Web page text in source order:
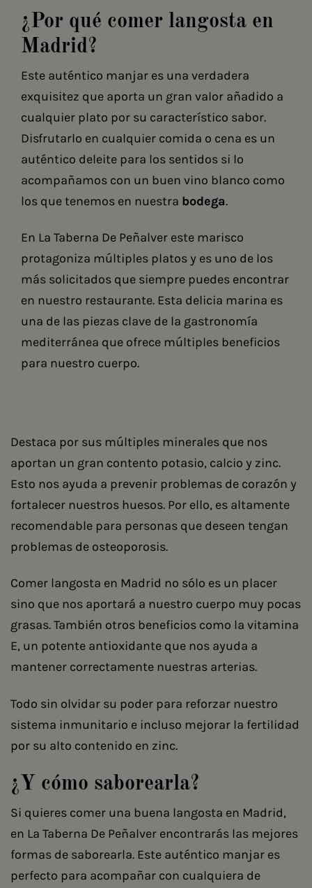
¿Por qué comer langosta en
Madrid?
Este auténtico manjar es una verdadera
exquisitez que aporta un gran valor añadido a
cualquier plato por su característico sabor.
Disfrutarlo en cualquier comida o cena es un
auténtico deleite para los sentidos si lo
acompañamos con un buen vino blanco como
los que tenemos en nuestra bodega.
En La Taberna De Peñalver este marisco
protagoniza múltiples platos y es uno de los
más solicitados que siempre puedes encontrar
en nuestro restaurante. Esta delicia marina es
una de las piezas clave de la gastronomía
mediterránea que ofrece múltiples beneficios
para nuestro cuerpo.
Destaca por sus múltiples minerales que nos
aportan un gran contento potasio, calcio y zinc.
Esto nos ayuda a prevenir problemas de corazón y
fortalecer nuestros huesos. Por ello, es altamente
recomendable para personas que deseen tengan
problemas de osteoporosis.
Comer langosta en Madrid no sólo es un placer
sino que nos aportará a nuestro cuerpo muy pocas
grasas. También otros beneficios como la vitamina
E, un potente antioxidante que nos ayuda a
mantener correctamente nuestras arterias.
Todo sin olvidar su poder para reforzar nuestro
sistema inmunitario e incluso mejorar la fertilidad
por su alto contenido en zinc.
¿Y cómo saborearla?
Si quieres comer una buena langosta en Madrid,
en La Taberna De Peñalver encontrarás las mejores
formas de saborearla. Este auténtico manjar es
perfecto para acompañar con cualquiera de